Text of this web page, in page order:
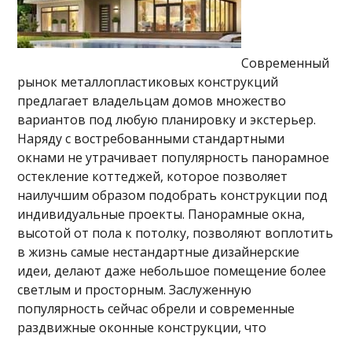
Современный
рынок металлопластиковых конструкций
предлагает владельцам домов множество
вариантов под любую планировку и экстерьер.
Наряду с востребованными стандартными
окнами не утрачивает популярность панорамное
остекление коттеджей, которое позволяет
наилучшим образом подобрать конструкции под
индивидуальные проекты. Панорамные окна,
высотой от пола к потолку, позволяют воплотить
в жизнь самые нестандартные дизайнерские
идеи, делают даже небольшое помещение более
светлым и просторным. Заслуженную
популярность сейчас обрели и современные
раздвижные оконные конструкции, что